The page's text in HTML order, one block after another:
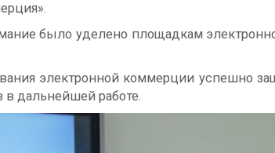
было уделено площадкам
электронной коммерции успешно
в дальнейшей работе.